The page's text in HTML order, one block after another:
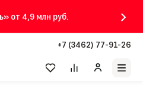
от 4,9 млн руб.
+7 (3462) 77-91-26